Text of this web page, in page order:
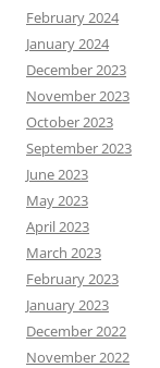
February 2024
January 2024
December 2023
November 2023
October 2023
September 2023
June 2023
May 2023
April 2023
March 2023
February 2023
January 2023
December 2022
November 2022